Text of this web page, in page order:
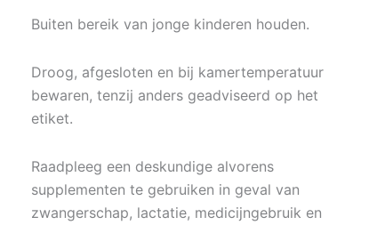
Buiten bereik van jonge kinderen houden.
Droog, afgesloten en bij kamertemperatuur
bewaren, tenzij anders geadviseerd op het
etiket.
Raadpleeg een deskundige alvorens
supplementen te gebruiken in geval van
zwangerschap, lactatie, medicijngebruik en